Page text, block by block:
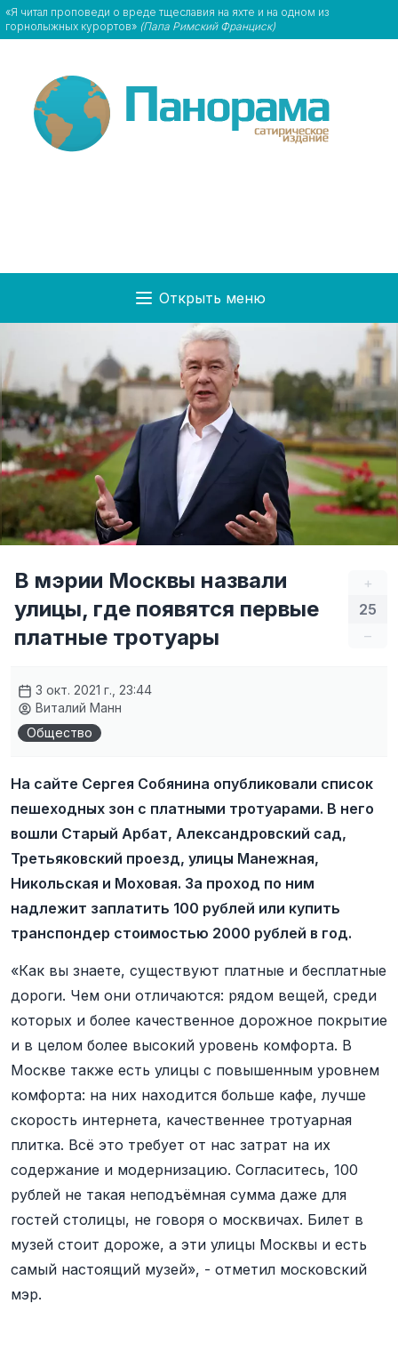
«Я читал проповеди о вреде тщеславия на яхте и на одном из
горнолыжных курортов» (Папа Римский Франциск)
Открыть меню
+
25
–
В мэрии Москвы назвали
улицы, где появятся первые
платные тротуары
3 окт. 2021 г., 23:44
Виталий Манн
Общество
На сайте Сергея Собянина опубликовали список
пешеходных зон с платными тротуарами. В него
вошли Старый Арбат, Александровский сад,
Третьяковский проезд, улицы Манежная,
Никольская и Моховая. За проход по ним
надлежит заплатить 100 рублей или купить
транспондер стоимостью 2000 рублей в год.
«Как вы знаете, существуют платные и бесплатные
дороги. Чем они отличаются: рядом вещей, среди
которых и более качественное дорожное покрытие
и в целом более высокий уровень комфорта. В
Москве также есть улицы с повышенным уровнем
комфорта: на них находится больше кафе, лучше
скорость интернета, качественнее тротуарная
плитка. Всё это требует от нас затрат на их
содержание и модернизацию. Согласитесь, 100
рублей не такая неподъёмная сумма даже для
гостей столицы, не говоря о москвичах. Билет в
музей стоит дороже, а эти улицы Москвы и есть
самый настоящий музей», - отметил московский
мэр.